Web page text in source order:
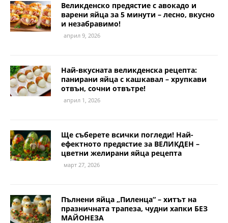
Великденско предястие с авокадо и
варени яйца за 5 минути – лесно, вкусно
и незабравимо!
април 9, 2026
Най-вкусната великденска рецепта:
панирани яйца с кашкавал – хрупкави
отвън, сочни отвътре!
април 1, 2026
Ще съберете всички погледи! Най-
ефектното предястие за ВЕЛИКДЕН –
цветни желирани яйца рецепта
март 27, 2026
Пълнени яйца „Пиленца“ – хитът на
празничната трапеза, чудни хапки БЕЗ
МАЙОНЕЗА